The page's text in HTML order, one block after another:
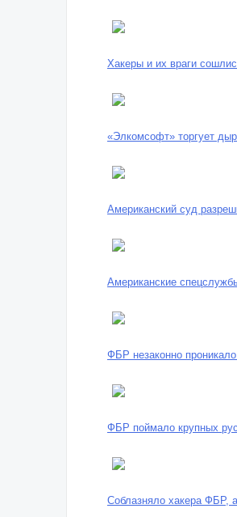
Хакеры и их враги
«Элкомсофт» торгует
Американский суд
Американские
ФБР незаконно
ФБР поймало крупных
Соблазняло хакера ФБР,